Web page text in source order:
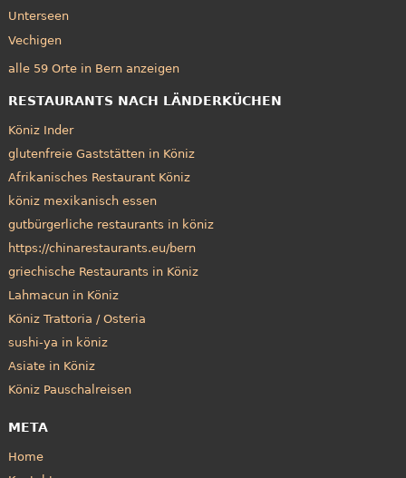
Unterseen
Vechigen
alle 59 Orte in Bern anzeigen
RESTAURANTS NACH LÄNDERKÜCHEN
Köniz Inder
glutenfreie Gaststätten in Köniz
Afrikanisches Restaurant Köniz
köniz mexikanisch essen
gutbürgerliche restaurants in köniz
https://chinarestaurants.eu/bern
griechische Restaurants in Köniz
Lahmacun in Köniz
Köniz Trattoria / Osteria
sushi-ya in köniz
Asiate in Köniz
Köniz Pauschalreisen
META
Home